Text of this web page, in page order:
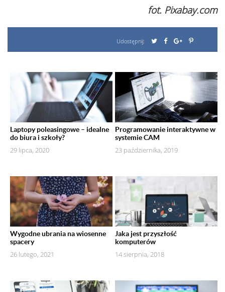
fot. Pixabay.com
Udostępnij:
Laptopy poleasingowe – idealne
do biura i szkoły?
29 lipca, 2020
Programowanie interaktywne w
systemie CAM
23 października, 2019
Wygodne ubrania na wiosenne
spacery
26 lutego, 2021
Jaka jest przyszłość
komputerów
14 sierpnia, 2018